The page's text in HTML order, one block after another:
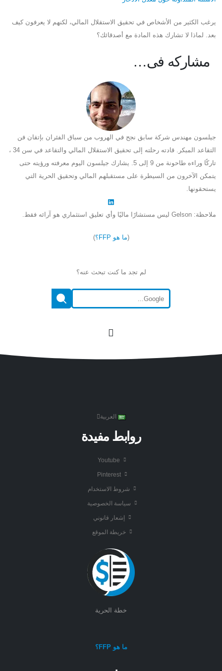
يرغب الكثير من الأشخاص في تحقيق الاستقلال المالي، لكنهم لا يعرفون كيف
بعد. لماذا لا تشارك هذه المادة مع أصدقائك؟
مشاركه فى…
جيلسون مهندس شركة سابق نجح في الهروب من سباق الفئران بإتقان فن
التقاعد المبكر. قادته رحلته إلى تحقيق الاستقلال المالي والتقاعد في سن 34 ،
تاركًا وراءه طاحونة من 9 إلى 5. يشارك جيلسون اليوم معرفته ورؤيته حتى
يتمكن الآخرون من السيطرة على مستقبلهم المالي وتحقيق الحرية التي
يستحقونها.
ملاحظة: Gelson ليس مستشارًا ماليًا وأي تعليق استثماري هو آرائه فقط.
(ما هو FFP؟ )
لم تجد ما كنت تبحث عنه؟
العربية
روابط مفيدة
Youtube
Pinterest
شروط الاستخدام
سياسة الخصوصية
إشعار قانوني
خريطة الموقع
خطة الحرية
ما هو FFP؟